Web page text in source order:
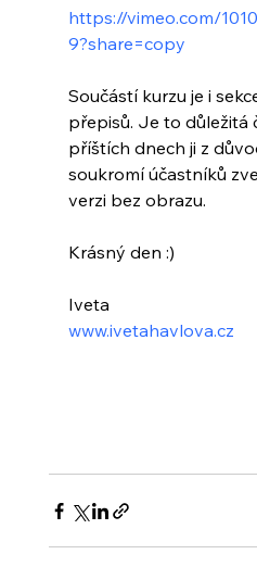
https://vimeo.com/
9?share=copy
Součástí kurzu je i
přepisů. Je to důležitá
příštích dnech ji z
soukromí účastníků
verzi bez obrazu.
Krásný den :)
Iveta
www.ivetahavlova.cz